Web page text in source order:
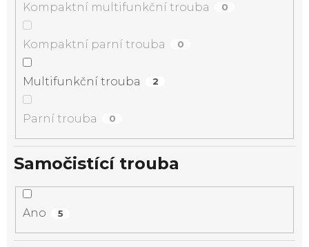
Kompaktní multifunkční trouba 0
Kompaktní parní trouba 0
Multifunkční trouba 2
Parní trouba 0
Samočistící trouba
Ano 5